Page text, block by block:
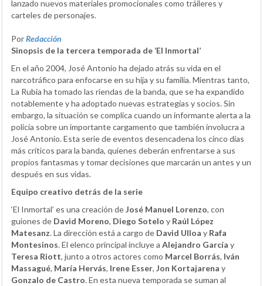
lanzado nuevos materiales promocionales como tráileres y
carteles de personajes.
PorRedacción
Sinopsis de la tercera temporada de ‘El Inmortal’
En el año 2004, José Antonio ha dejado atrás su vida en el
narcotráfico para enfocarse en su hija y su familia. Mientras tanto,
La Rubia ha tomado las riendas de la banda, que se ha expandido
notablemente y ha adoptado nuevas estrategias y socios. Sin
embargo, la situación se complica cuando un informante alerta a la
policía sobre un importante cargamento que también involucra a
José Antonio. Esta serie de eventos desencadena los cinco días
más críticos para la banda, quienes deberán enfrentarse a sus
propios fantasmas y tomar decisiones que marcarán un antes y un
después en sus vidas.
Equipo creativo detrás de la serie
‘El Inmortal’ es una creación deJosé Manuel Lorenzo, con
guiones de David Moreno, Diego Sotelo y Raúl López
Matesanz. La dirección está a cargo de David Ulloa y Rafa
Montesinos. El elenco principal incluye a Alejandro García y
Teresa Riott, junto a otros actores como Marcel Borrás, Iván
Massagué, María Hervás, Irene Esser, Jon Kortajarena y
Gonzalo de Castro. En esta nueva temporada se suman al